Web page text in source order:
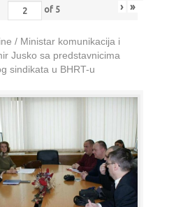
of 5 › »
/ Ministar komunikacija i
Jusko sa predstavnicima
sindikata u BHRT-u